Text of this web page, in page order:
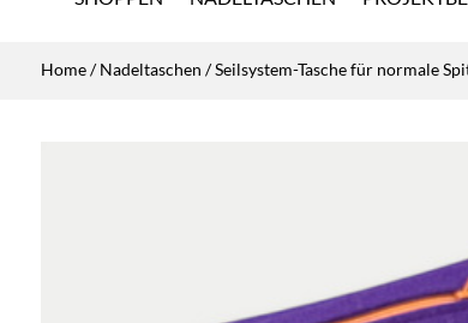
Home/Nadeltaschen /Seilsystem-Tasche für normale